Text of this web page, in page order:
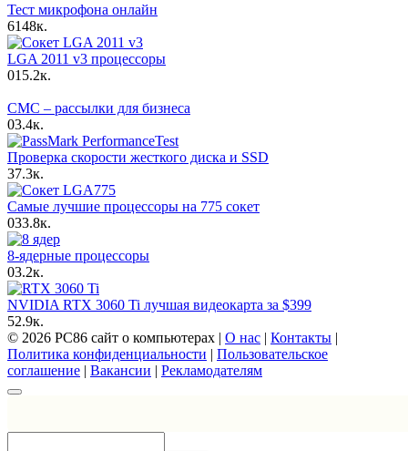
Тест микрофона онлайн
6148к.
LGA 2011 v3 процессоры
015.2к.
СМС – рассылки для бизнеса
03.4к.
Проверка скорости жесткого диска и SSD
37.3к.
Самые лучшие процессоры на 775 сокет
033.8к.
8-ядерные процессоры
03.2к.
NVIDIA RTX 3060 Ti лучшая видеокарта за $399
52.9к.
© 2026 PC86 сайт о компьютерах | О нас | Контакты |
Политика конфиденциальности | Пользовательское
соглашение | Вакансии | Рекламодателям